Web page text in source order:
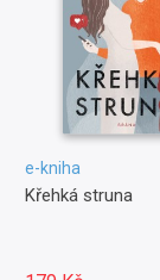
e-kniha
Křehká struna